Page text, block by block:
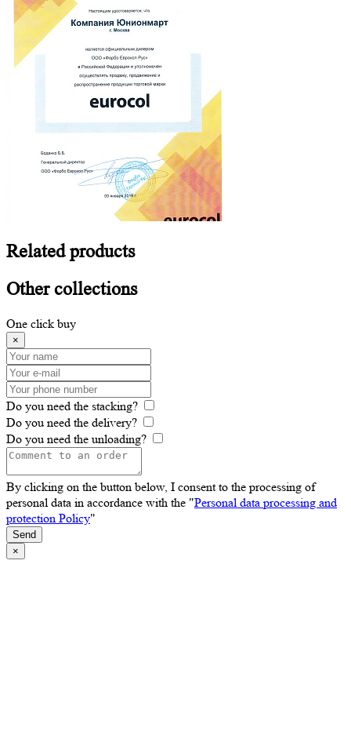
Relatedproducts
Othercollections
One click buy
×
Do you need the stacking?
Do you need the delivery?
Do you need the unloading?
By clicking on the button below, I consent to the processing of
personal data in accordance with the "Personal data processing and
protection Policy"
Send
×